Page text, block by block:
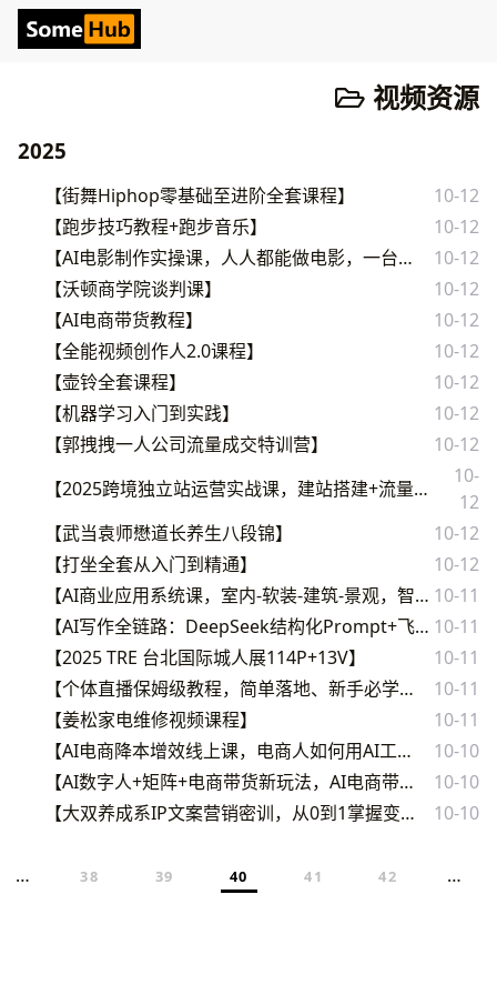
视频资源
2025
【街舞Hiphop零基础至进阶全套课程】
10-12
【跑步技巧教程+跑步音乐】
10-12
【AI电影制作实操课，人人都能做电影，一台电脑全搞定】
10-12
【沃顿商学院谈判课】
10-12
【AI电商带货教程】
10-12
【全能视频创作人2.0课程】
10-12
【壶铃全套课程】
10-12
【机器学习入门到实践】
10-12
【郭拽拽一人公司流量成交特训营】
10-12
【2025跨境独立站运营实战课，建站搭建+流量获取+转化优化三大核心模块精讲】
10-
12
【武当袁师懋道长养生八段锦】
10-12
【打坐全套从入门到精通】
10-12
【AI商业应用系统课，室内-软装-建筑-景观，智能设计+效果图+动画画实战】 10-11
【AI写作全链路：DeepSeek结构化Prompt+飞书多维表打造爆款内容体系】 10-11
【2025 TRE 台北国际城人展114P+13V】
10-11
【个体直播保姆级教程，简单落地、新手必学、全盘实操、只讲干货】
10-11
【姜松家电维修视频课程】
10-11
【AI电商降本增效线上课，电商人如何用AI工具降本增效】
10-10
【AI数字人+矩阵+电商带货新玩法，AI电商带货教程】
10-10
【大双养成系IP文案营销密训，从0到1掌握变现文案系统】
10-10
… 38 39 40 41 42 …